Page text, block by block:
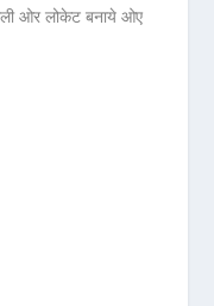
ओर लोकेट बनाये ओए